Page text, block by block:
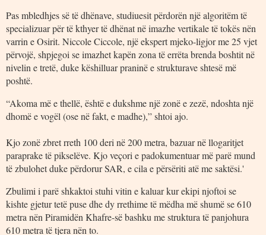
Pas mbledhjes së të dhënave, studiuesit përdorën një algoritëm të
specializuar për të kthyer të dhënat në imazhe vertikale të tokës nën
varrin e Osirit. Niccole Ciccole, një ekspert mjeko-ligjor me 25 vjet
përvojë, shpjegoi se imazhet kapën zona të errëta brenda boshtit në
nivelin e tretë, duke këshilluar praninë e strukturave shtesë më
poshtë.
“Akoma më e thellë, është e dukshme një zonë e zezë, ndoshta një
dhomë e vogël (ose në fakt, e madhe),” shtoi ajo.
Kjo zonë zbret rreth 100 deri në 200 metra, bazuar në llogaritjet
paraprake të pikselëve. Kjo veçori e padokumentuar më parë mund
të zbulohet duke përdorur SAR, e cila e përsëriti atë me saktësi.'
Zbulimi i parë shkaktoi stuhi vitin e kaluar kur ekipi njoftoi se
kishte gjetur tetë puse dhe dy rrethime të mëdha më shumë se 610
metra nën Piramidën Khafre-së bashku me struktura të panjohura
610 metra të tjera nën to.